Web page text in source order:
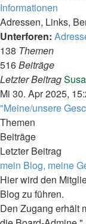
Informationen
Adressen, Links,
Unterforen:
138 Themen
516Beiträge
Letzter Beitrag
Mi 30. Apr 2025,
"Meine/unsere
Themen
Beiträge
Letzter Beitrag
mein Blog, meine
Hier wird den
Blog zu führen.
Den Zugang erhält